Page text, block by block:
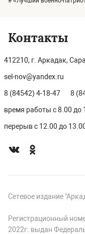
Контакты
412210, г. Аркадак,
sel-nov@yandex.ru
8 (84542) 4-18-47 8
время работы с 8.00 до
перерыв с 12.00 до
Сетевое издание
Регистрационный
2022г. выдан